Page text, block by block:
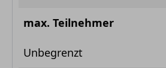
max. Teilnehmer
Unbegrenzt